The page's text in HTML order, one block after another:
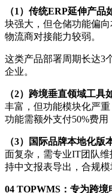
（1 ） 传统ERP延伸产品
块强大，但仓储功能偏
物流商对接能力较弱。
这类产品部署周期长达3
企业。
（2） 跨境垂直领域工具
丰富，但功能模块化严
功能需额外支付50%费用
（3） 国际品牌本地化版
面复杂，需专业IT团队
持中文报表导出，合规模
04 TOPWMS：专为跨